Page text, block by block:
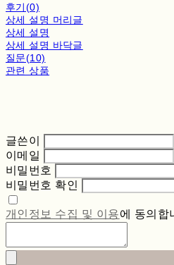
후기(0)
상세 설명 머리글
상세 설명
상세 설명 바닥글
질문(10)
관련 상품
글쓴이
이메일
비밀번호
비밀번호 확인
개인정보 수집 및 이용에 동의합